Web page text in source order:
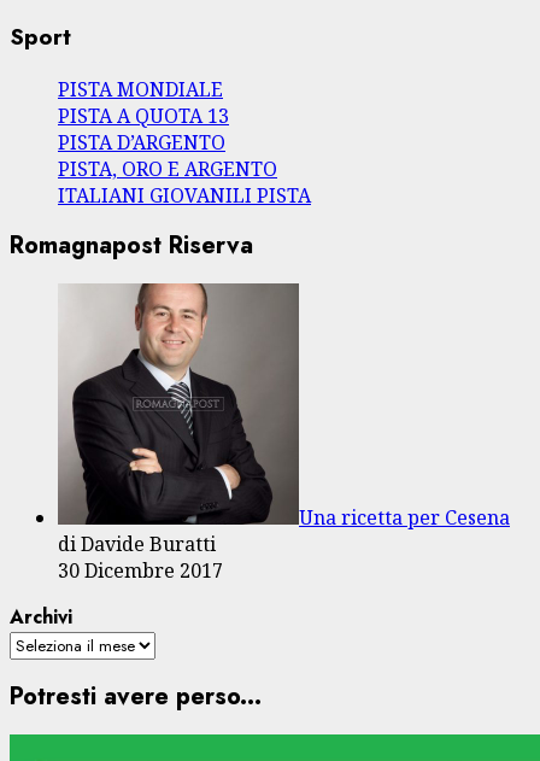
Sport
PISTA MONDIALE
PISTA A QUOTA 13
PISTA D’ARGENTO
PISTA, ORO E ARGENTO
ITALIANI GIOVANILI PISTA
Romagnapost Riserva
Una ricetta per Cesena
di Davide Buratti
30 Dicembre 2017
Archivi
Potresti avere perso...